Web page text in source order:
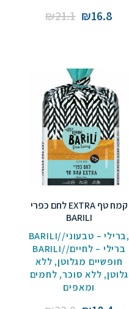
₪21.1 Original
₪16.8
לחם כפרי EXTRA קמח טף
BARILI
BARILI//ברילי – טבעוני,
BARILI//ברילי – לחיים
חופשיים מגלוטן,ללא
גלוטן,ללא סוכר,לחמים
ומאפים